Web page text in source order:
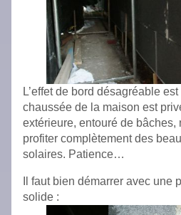
L’effet de bord désagréable
chaussée de la maison est
extérieure, entouré de bâches,
profiter complètement des
solaires. Patience…
Il faut bien démarrer avec une
solide :